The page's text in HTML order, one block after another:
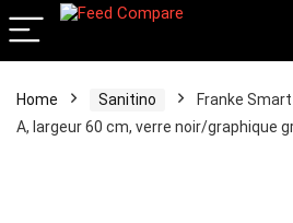
Home Sanitino
Franke
A, largeur 60 cm, verre noir/graphique